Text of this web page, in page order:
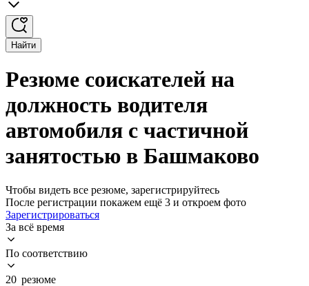
Найти
Резюме соискателей на
должность водителя
автомобиля с частичной
занятостью в Башмаково
Чтобы видеть все резюме, зарегистрируйтесь
После регистрации покажем ещё 3 и откроем фото
Зарегистрироваться
За всё время
По соответствию
20 резюме